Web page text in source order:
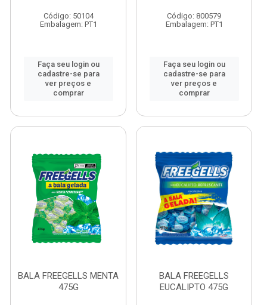
Código: 50104
Embalagem: PT1
Faça seu login ou
cadastre-se para
ver preços e
comprar
Código: 800579
Embalagem: PT1
Faça seu login ou
cadastre-se para
ver preços e
comprar
BALA FREEGELLS MENTA
475G
BALA FREEGELLS
EUCALIPTO 475G